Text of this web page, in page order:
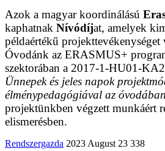
Azok a magyar koordinálású
kaphatnak Nívódíjat, amelyek
példaértékű projekttevékenységet
Óvodánk az ERASMUS+
szektorában a 2017-1-HU01-
Ünnepek és jeles napok
élménypedagógiával az óvodában
projektünkben végzett munkáért
elismerésben.
Rendszergazda 2023 August 23 338